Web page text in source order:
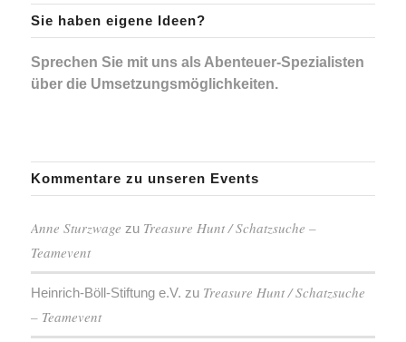
Sie haben eigene Ideen?
Sprechen Sie mit uns als Abenteuer-Spezialisten
über die Umsetzungsmöglichkeiten.
Kommentare zu unseren Events
Anne Sturzwage zu Treasure Hunt / Schatzsuche –
Teamevent
Heinrich-Böll-Stiftung e.V. zu Treasure Hunt / Schatzsuche
– Teamevent